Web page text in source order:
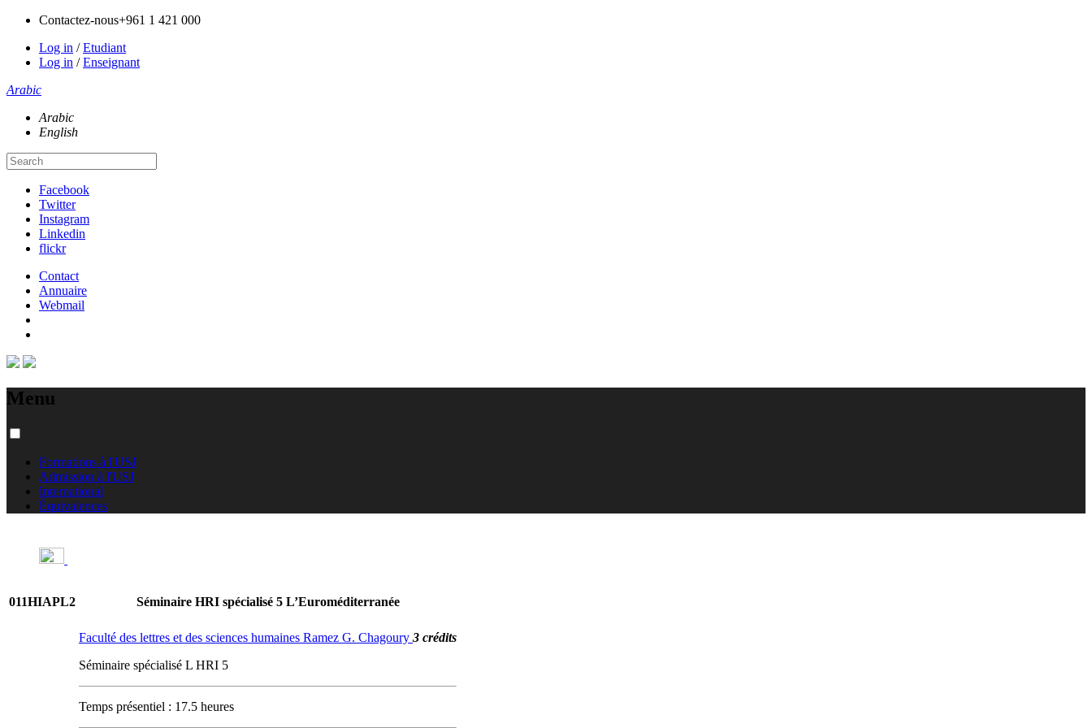
Contactez-nous+961 1 421 000
Log in /Etudiant
Log in /Enseignant
Arabic
Arabic
English
Facebook
Twitter
Instagram
Linkedin
flickr
Contact
Annuaire
Webmail
Menu
Formations à l'USJ
Admission à l'USJ
International
Équivalences
011HIAPL2 Séminaire HRI spécialisé 5 L’Euroméditerranée
Faculté des lettres et des sciences humaines Ramez G. Chagoury 3 crédits
Séminaire spécialisé L HRI 5
Temps présentiel : 17.5 heures